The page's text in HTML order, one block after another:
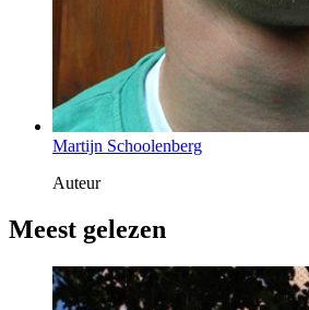
Martijn Schoolenberg
Auteur
Meest gelezen